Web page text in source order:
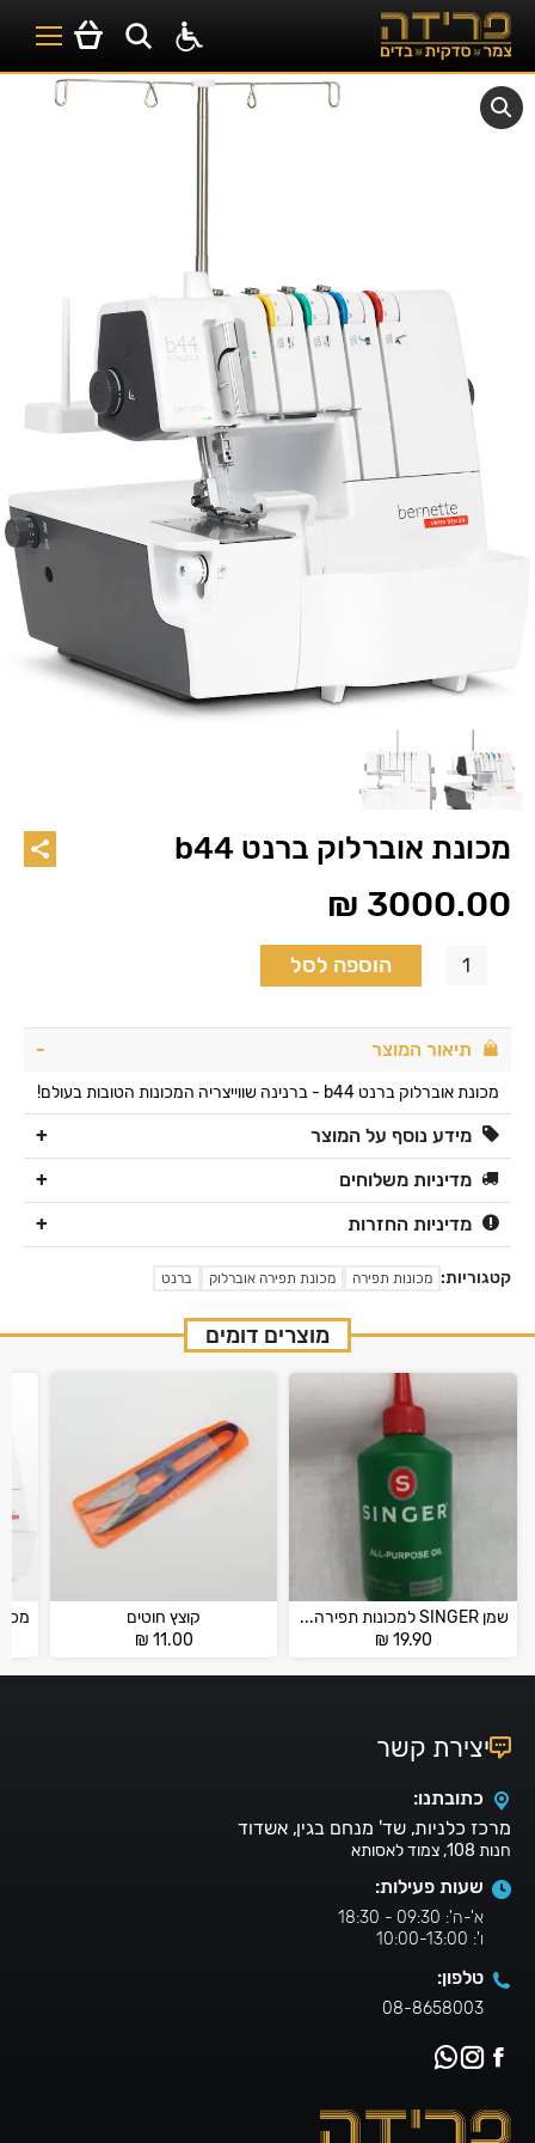
מכונת אוברלוק ברנט b44
₪ 3000.00
הוספה לסל
תיאור המוצר
מכונת אוברלוק ברנט b44 - ברנינה שווייצריה המכונות הטובות בעולם!
מידע נוסף על המוצר
מדיניות משלוחים
מדיניות החזרות
קטגוריות: מכונות תפירה מכונת תפירה אוברלוק ברנט
מוצרים דומים
שמן SINGER למכונות תפירה ביתיות
₪ 19.90
קוצץ חוטים
₪ 11.00
יצירת קשר
כתובתנו:
מרכז כלניות, שד' מנחם בגין, אשדוד
חנות 108, צמוד לאסותא
שעות פעילות:
א'-ה': 09:30 - 18:30
ו': 10:00-13:00
טלפון:
08-8658003